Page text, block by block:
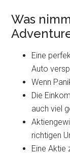
Was
Eine
Auto
Wenn
Die
auch viel
richtigen
Eine Aktie